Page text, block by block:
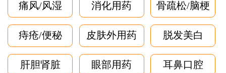
痛风/风湿 消化用药 骨疏松/脑梗
痔疮/便秘 皮肤外用药 脱发美白
肝胆肾脏 眼部用药 耳鼻口腔